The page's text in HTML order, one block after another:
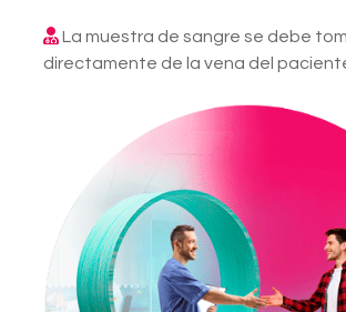
La muestra de sangre se debe
directamente de la vena del